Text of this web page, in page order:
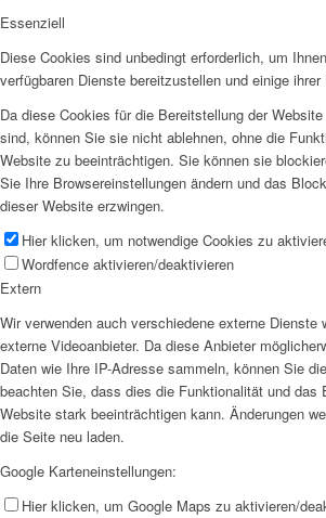
Essenziell
Diese Cookies sind unbedingt erforderlich, um
verfügbaren Dienste bereitzustellen und einige
Da diese Cookies für die Bereitstellung der
sind, können Sie sie nicht ablehnen, ohne die
Website zu beeinträchtigen. Sie können sie
Sie Ihre Browsereinstellungen ändern und das
dieser Website erzwingen.
Hier klicken, um notwendige Cookies zu
Wordfence aktivieren/deaktivieren
Extern
Wir verwenden auch verschiedene externe Dienste
externe Videoanbieter. Da diese Anbieter
Daten wie Ihre IP-Adresse sammeln, können Sie
beachten Sie, dass dies die Funktionalität und das
Website stark beeinträchtigen kann. Änderungen
die Seite neu laden.
Google Karteneinstellungen:
Hier klicken, um Google Maps zu aktivieren/